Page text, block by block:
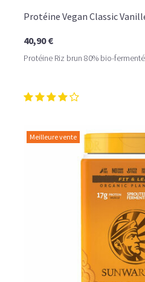
LE PLAISIR D’UN DESSERT
Protéine Vegan Classic
40,90 €
Protéine Riz brun 80% bio-
Meilleure vente